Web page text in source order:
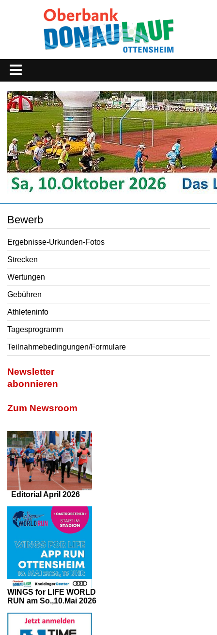
Bewerb
Ergebnisse-Urkunden-Fotos
Strecken
Wertungen
Gebühren
Athleteninfo
Tagesprogramm
Teilnahmebedingungen/Formulare
Newsletter
abonnieren
Zum Newsroom
Editorial April 2026
WINGS for LIFE WORLD
RUN am So.,10.Mai 2026